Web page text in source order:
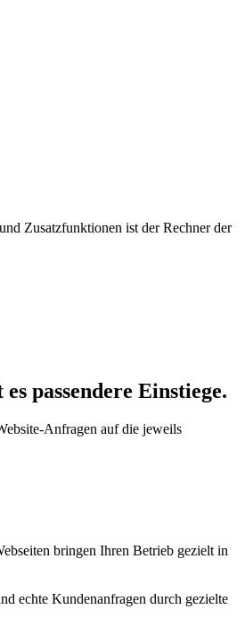
Zusatzfunktionen ist der Rechner der
passendere Einstiege.
Anfragen auf die jeweils
bringen Ihren Betrieb gezielt in
echte Kundenanfragen durch gezielte